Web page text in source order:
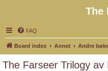
The
FAQ
Board index Annet Andre
The Farseer Trilogy av